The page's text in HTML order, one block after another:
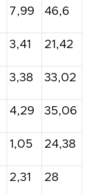
7,99 46,6
3,41 21,42
3,38 33,02
4,29 35,06
1,05 24,38
2,31 28